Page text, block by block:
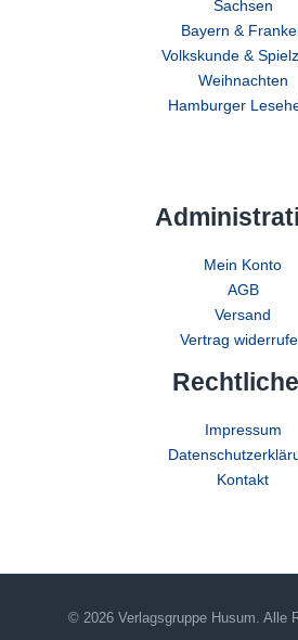
Sachsen
Bayern &
Volkskunde &
Weihnachten
Hamburger
Mein Konto
AGB
Versand
Vertrag
Impressum
Kontakt
© 2026 Verlagsgruppe Husum. Alle